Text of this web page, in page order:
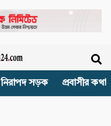
নিরাপদ সড়ক প্রবাসীর কথা